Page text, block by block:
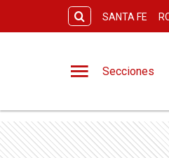
SANTA FE
Secciones